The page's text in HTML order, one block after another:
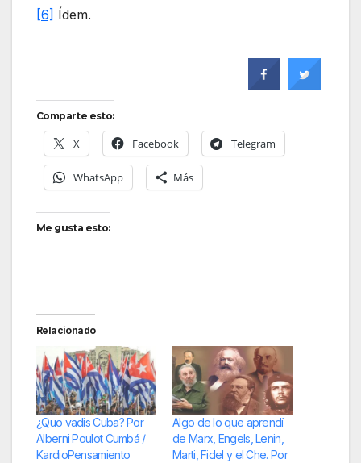
[6] Ídem.
Comparte esto:
X Facebook Telegram
WhatsApp Más
Me gusta esto:
Relacionado
¿Quo vadis Cuba? Por
Alberni Poulot Cumbá /
KardioPensamiento
Algo de lo que aprendí
de Marx, Engels, Lenin,
Marti, Fidel y el Che. Por